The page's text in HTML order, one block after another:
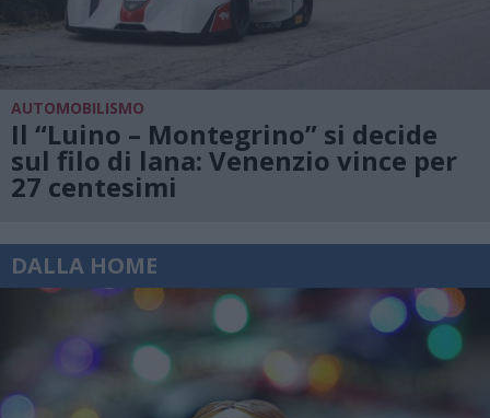
AUTOMOBILISMO
Il “Luino – Montegrino” si decide
sul filo di lana: Venenzio vince per
27 centesimi
DALLA HOME